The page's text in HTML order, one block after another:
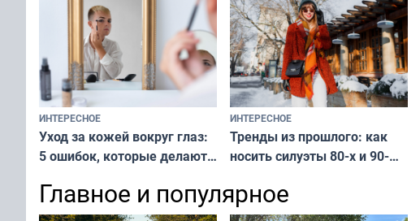
ИНТЕРЕСНОЕ
Уход за кожей вокруг глаз:
5 ошибок, которые делают
и вернуть свежий взгляд
без дорогих средств
ИНТЕРЕСНОЕ
Тренды из прошлого: как
носить силуэты 80-х и 90-
современно и стильно без
переплат
Главное и популярное